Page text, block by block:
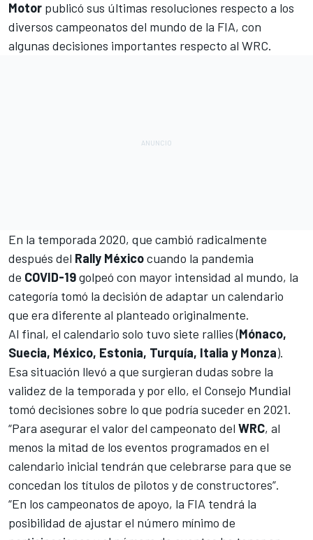
Motor publicó sus últimas resoluciones respecto a los
diversos campeonatos del mundo de la FIA, con
algunas decisiones importantes respecto al WRC.
En la temporada 2020, que cambió radicalmente
después del Rally Méxicocuando la pandemia
de COVID-19golpeó con mayor intensidad al mundo, la
categoría tomó la decisión de adaptar un calendario
que era diferente al planteado originalmente.
Al final, el calendario solo tuvo siete rallies (Mónaco,
Suecia, México, Estonia, Turquía, Italia y Monza).
Esa situación llevó a que surgieran dudas sobre la
validez de la temporada y por ello, el Consejo Mundial
tomó decisiones sobre lo que podría suceder en 2021.
“Para asegurar el valor del campeonato del WRC, al
menos la mitad de los eventos programados en el
calendario inicial tendrán que celebrarse para que se
concedan los títulos de pilotos y de constructores”.
“En los campeonatos de apoyo, la FIA tendrá la
posibilidad de ajustar el número mínimo de